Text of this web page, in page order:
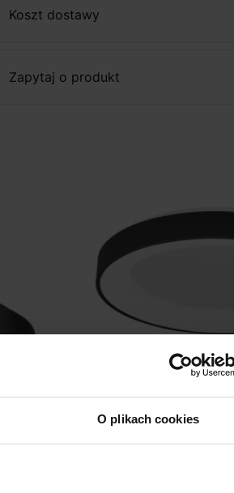
O plikach cookies
Koszt dostawy
Zapytaj o produkt